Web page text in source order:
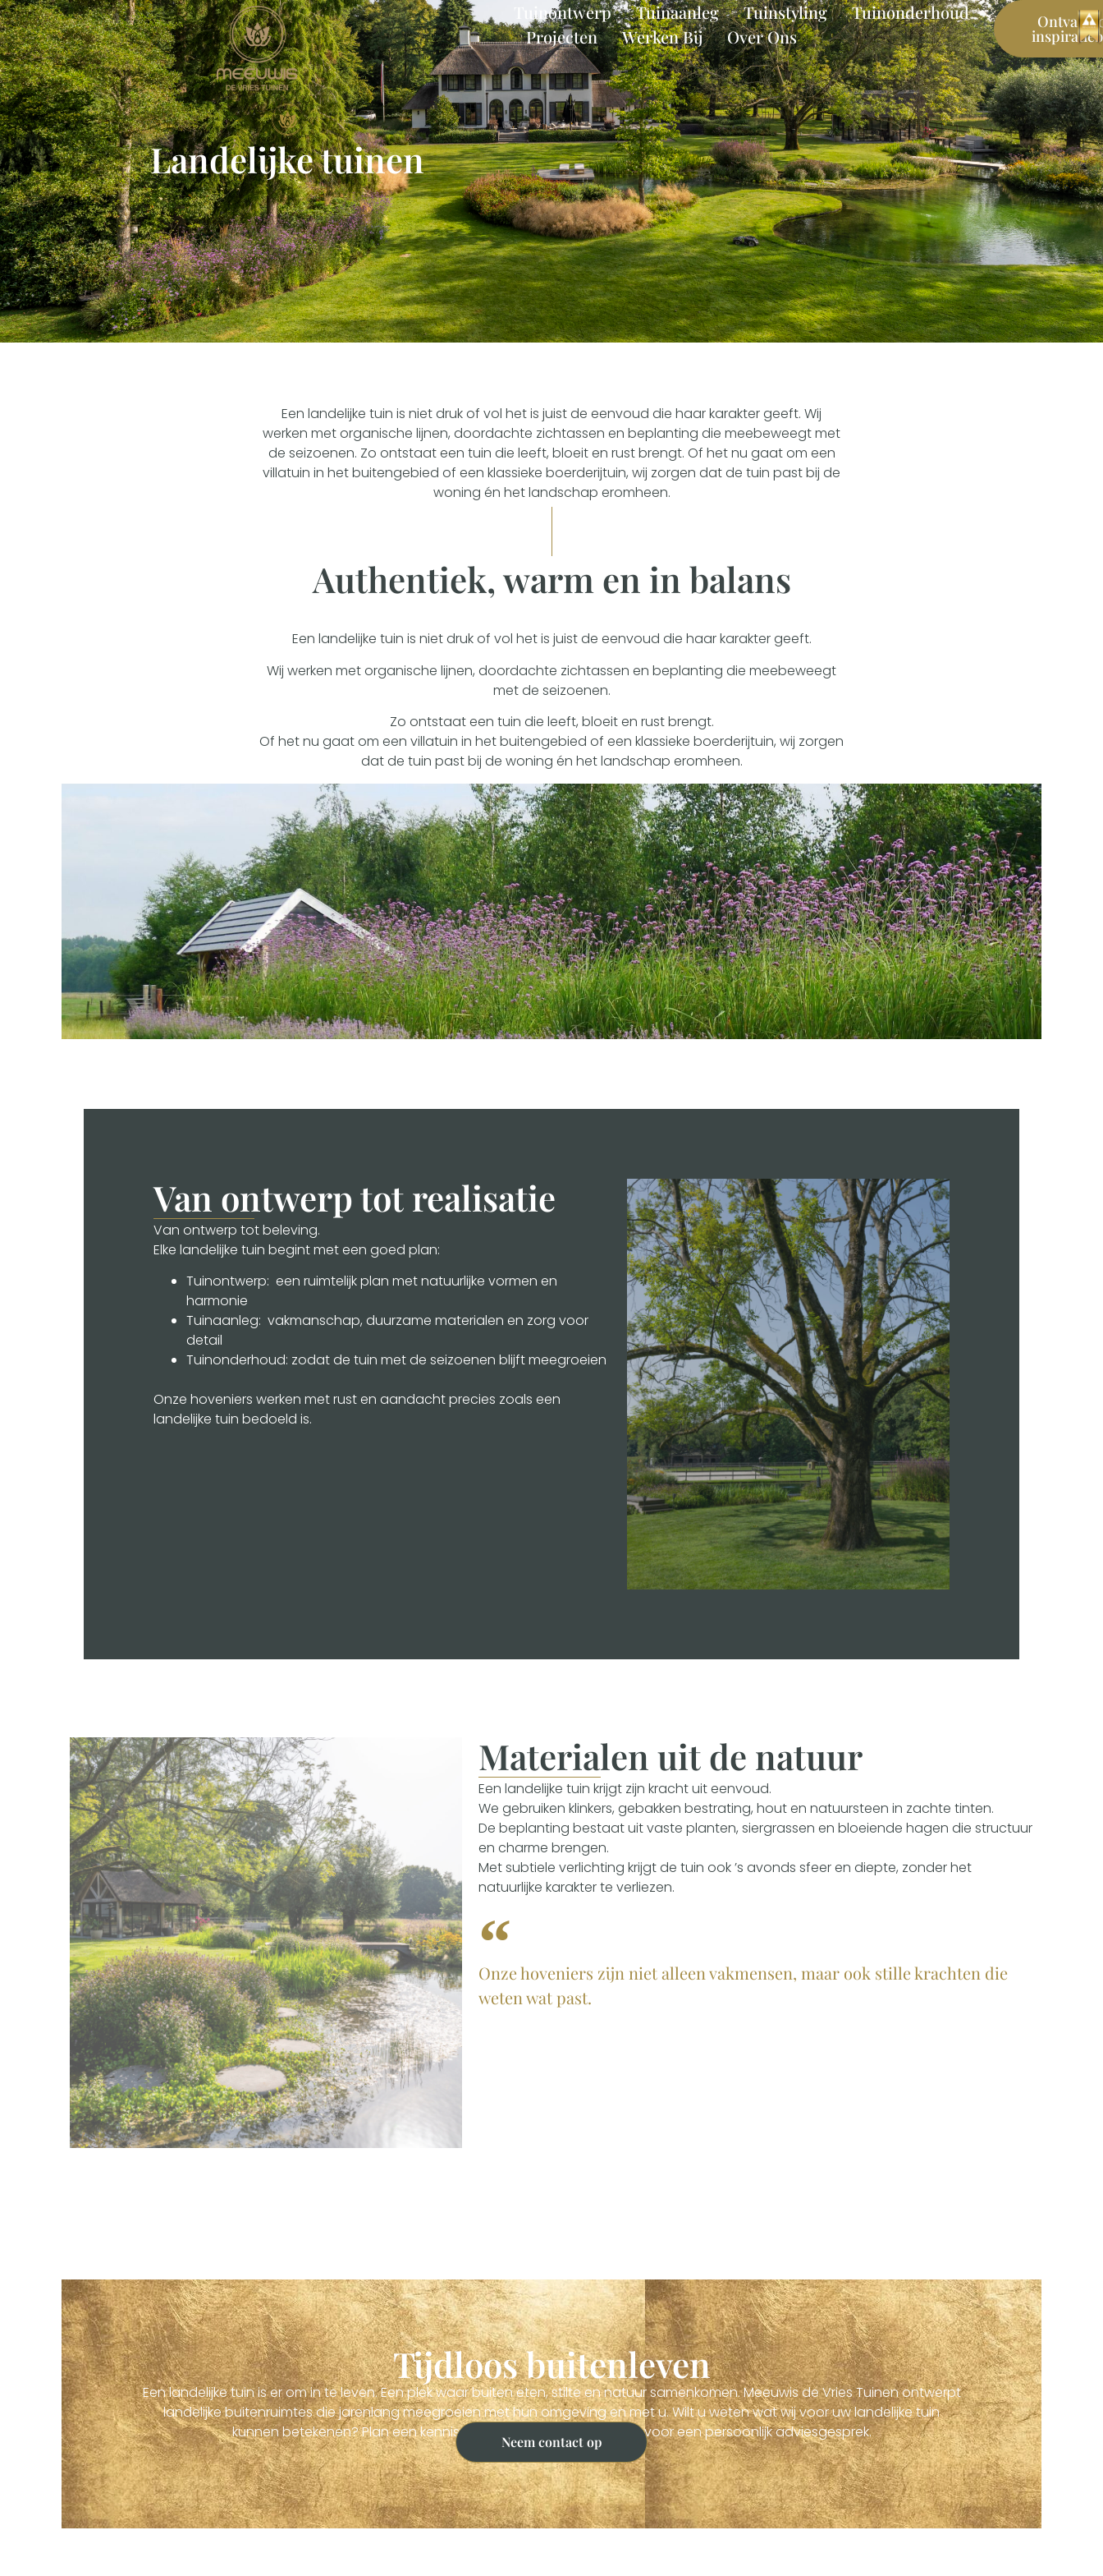
Tuinontwerp Tuinaanleg Tuinstyling
Tuinonderhoud
Projecten
Werken Bij Over Ons
Ontvang
Landelijke tuinen
Een landelijke tuin is niet druk of vol het is juist de eenvoud die haar karakter geeft. Wij
werken met organische lijnen, doordachte zichtassen en beplanting die meebeweegt met
de seizoenen. Zo ontstaat een tuin die leeft, bloeit en rust brengt. Of het nu gaat om een
villatuin in het buitengebied of een klassieke boerderijtuin, wij zorgen dat de tuin past bij de
woning én het landschap eromheen.
Authentiek, warm en in balans
Een landelijke tuin is niet druk of vol het is juist de eenvoud die haar karakter geeft.
Wij werken met organische lijnen, doordachte zichtassen en beplanting die meebeweegt
met de seizoenen.
Zo ontstaat een tuin die leeft, bloeit en rust brengt.
Of het nu gaat om een villatuin in het buitengebied of een klassieke boerderijtuin, wij zorgen
dat de tuin past bij de woning én het landschap eromheen.
Van ontwerp tot realisatie
Van ontwerp tot beleving.
Elke landelijke tuin begint met een goed plan:
Tuinontwerp: een ruimtelijk plan met natuurlijke vormen en
harmonie
Tuinaanleg: vakmanschap, duurzame materialen en zorg voor
detail
Tuinonderhoud: zodat de tuin met de seizoenen blijft meegroeien
Onze hoveniers werken met rust en aandacht precies zoals een
landelijke tuin bedoeld is.
Materialen uit de natuur
Een landelijke tuin krijgt zijn kracht uit eenvoud.
We gebruiken klinkers, gebakken bestrating, hout en natuursteen in zachte tinten.
De beplanting bestaat uit vaste planten, siergrassen en bloeiende hagen die structuur
en charme brengen.
Met subtiele verlichting krijgt de tuin ook ’s avonds sfeer en diepte, zonder het
natuurlijke karakter te verliezen.
Onze hoveniers zijn niet alleen vakmensen, maar ook stille krachten die
weten wat past.
Tijdloos buitenleven
Een landelijke tuin is er om in te leven. Een plek waar buiten eten, stilte en natuur samenkomen. Meeuwis de Vries Tuinen ontwerpt
landelijke buitenruimtes die jarenlang meegroeien met hun omgeving en met u. Wilt u weten wat wij voor uw landelijke tuin
kunnen betekenen? Plan een kennismaking of neem contact op voor een persoonlijk adviesgesprek.
Neem contact op